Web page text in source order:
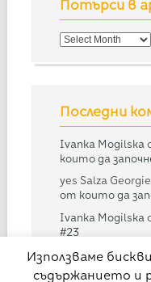
Потърси в
Потърси
Последни
Ivanka Mogilska
които да
yes Salza
от които да
Ivanka Mogilska
#23
Даринаon
Ivanka Mogilska
Използваме
съдържанието и